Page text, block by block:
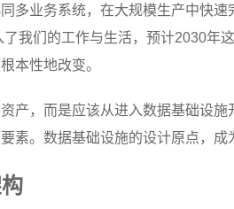
多业务系统，在大规模生产中快
我们的工作与生活，预计2030年
本性地改变。
产，而是应该从进入数据基础设
素。数据基础设施的设计原点，成